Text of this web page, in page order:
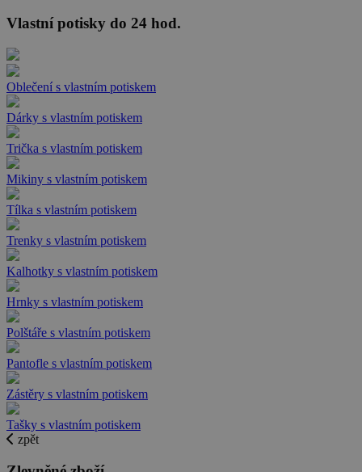
Vlastní potisky do 24 hod.
Oblečení s vlastním potiskem
Dárky s vlastním potiskem
Trička s vlastním potiskem
Mikiny s vlastním potiskem
Tílka s vlastním potiskem
Trenky s vlastním potiskem
Kalhotky s vlastním potiskem
Hrnky s vlastním potiskem
Polštáře s vlastním potiskem
Pantofle s vlastním potiskem
Zástěry s vlastním potiskem
Tašky s vlastním potiskem
zpět